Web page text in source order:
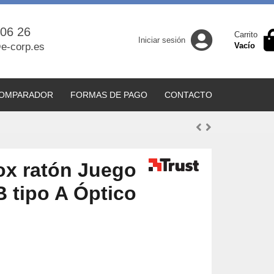
26
corp.es
Iniciar sesión
Carrito
Vacío
CONTACTO
FORMAS DE PAGO
ratón Juego
tipo A Óptico